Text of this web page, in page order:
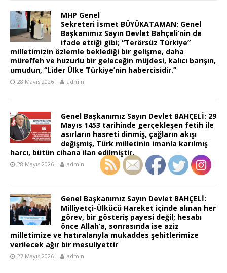
MHP Genel
Sekreteri İsmet BÜYÜKATAMAN: Genel
Başkanımız Sayın Devlet Bahçeli’nin de
ifade ettiği gibi; “Terörsüz Türkiye”
milletimizin özlemle beklediği bir gelişme, daha
müreffeh ve huzurlu bir geleceğin müjdesi, kalıcı barışın,
umudun, “Lider Ülke Türkiye’nin habercisidir.”
28 Mayıs 2026 admin
Genel Başkanımız Sayın Devlet BAHÇELİ: 29
Mayıs 1453 tarihinde gerçekleşen fetih ile
asırların hasreti dinmiş, çağların akışı
değişmiş, Türk milletinin imanla karılmış
harcı, bütün cihana ilan edilmiştir.
28 Mayıs 2026 admin
Genel Başkanımız Sayın Devlet BAHÇELİ:
Milliyetçi-Ülkücü Hareket içinde alınan her
görev, bir gösteriş payesi değil; hesabı
önce Allah’a, sonrasında ise aziz
milletimize ve hatıralarıyla mukaddes şehitlerimize
verilecek ağır bir mesuliyettir
27 Mayıs 2026 admin